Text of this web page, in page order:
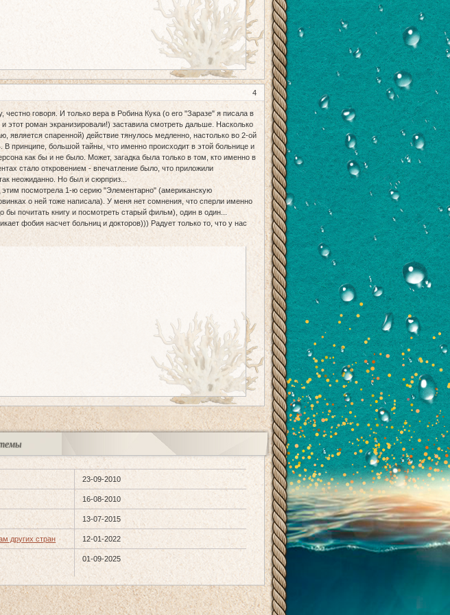
4
говоря. И только вера в Робина Кука (о его "Заразе" я писала в
этот роман экранизировали!) заставила смотреть дальше. Насколько
является спаренной) действие тянулось медленно, настолько во 2-ой
принципе, большой тайны, что именно происходит в этой больнице и
как бы и не было. Может, загадка была только в том, кто именно в
стало откровением - впечатление было, что приложили
неожиданно. Но был и сюрприз...
этим посмотрела 1-ю серию "Элементарно" (американскую
о ней тоже написала). У меня нет сомнения, что сперли именно
бы почитать книгу и посмотреть старый фильм), один в один...
фобия насчет больниц и докторов))) Радует только то, что у нас
23-09-2010
16-08-2010
13-07-2015
других стран 12-01-2022
01-09-2025